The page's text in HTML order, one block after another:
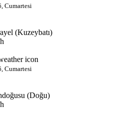
Cumartesi
(Kuzeybatı)
Cumartesi
(Doğu)